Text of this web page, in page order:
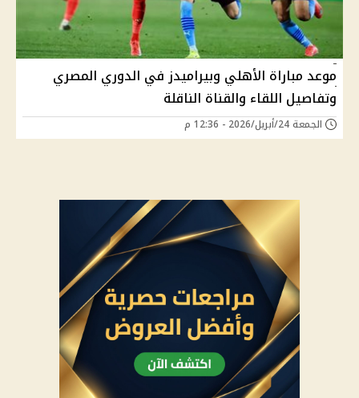
موعد مباراة الأهلي وبيراميدز في الدوري المصري
وتفاصيل اللقاء والقناة الناقلة
الجمعة 24/أبريل/2026 - 12:36 م